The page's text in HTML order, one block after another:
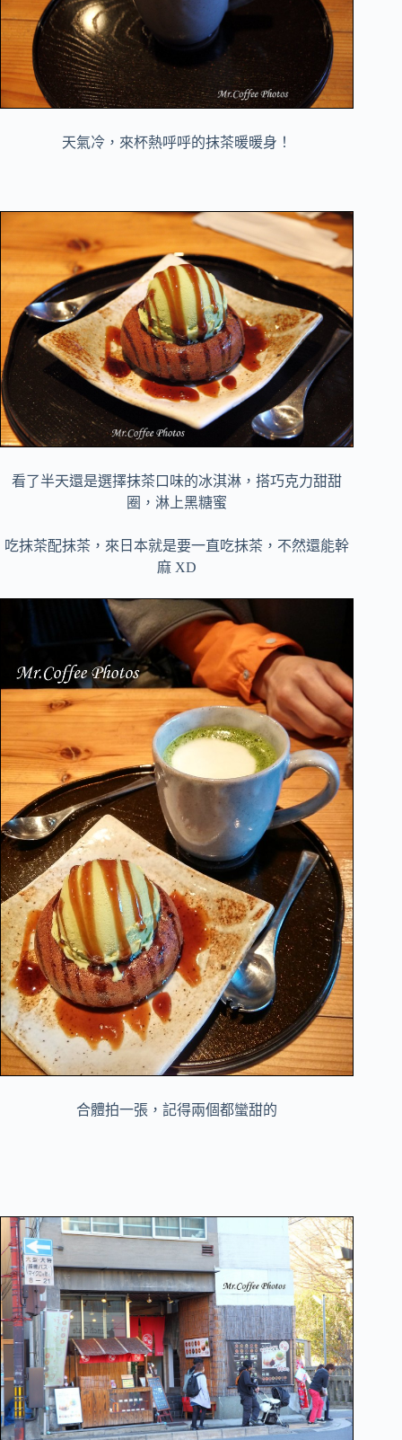
天氣冷，來杯熱呼呼的抹茶暖暖身！
看了半天還是選擇抹茶口味的冰淇淋，搭巧克力甜甜
圈，淋上黑糖蜜
吃抹茶配抹茶，來日本就是要一直吃抹茶，不然還能幹
麻 XD
合體拍一張，記得兩個都蠻甜的